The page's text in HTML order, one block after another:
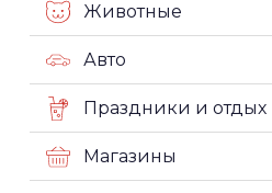
Животные
Авто
Праздники и отдых
Магазины